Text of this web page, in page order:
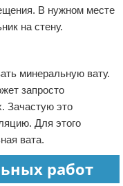
В нужном месте
на стену.
минеральную вату.
запросто
Зачастую это
Для этого
вата.
работ